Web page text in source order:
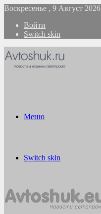
Воскресенье , 9 Август 2026
Войти
Switch skin
Меню
Switch skin